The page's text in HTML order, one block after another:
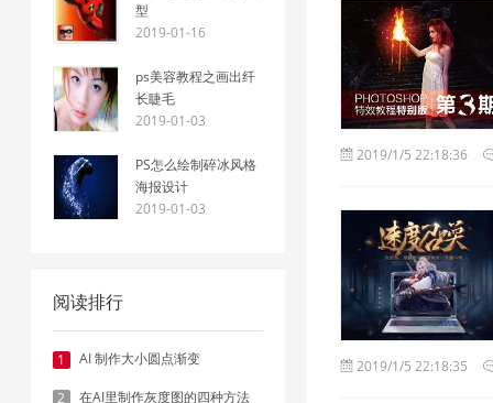
型
2019-01-16
ps美容教程之画出纤
长睫毛
2019-01-03
PS怎么绘制碎冰风格
海报设计
2019-01-03
阅读排行
1 AI 制作大小圆点渐变
2 在AI里制作灰度图的四种方法
2019/1/5 22:18:36
2019/1/5 22:18:35